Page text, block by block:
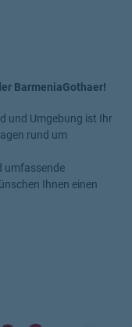
BarmeniaGothaer!
und Umgebung ist Ihr
rund um
umfassende
Ihnen einen
Sie möchten sich
to